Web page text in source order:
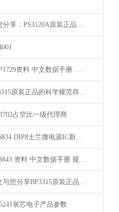
干货分享：PS3120A原装正品使用中的那些常见故障与解决技巧
NCP1729资料 中文数据手册 规格书 PDF
BP3315原装正品的科学规范存放方法分享
占空比一级代理商
SD6834 DIP8士兰微电源IC新到货源
UC3843 资料 中文数据手册 规格书 PDF
一文与您分享BP3315原装正品的常见故障相应解决方法
泉芯电子产品参数